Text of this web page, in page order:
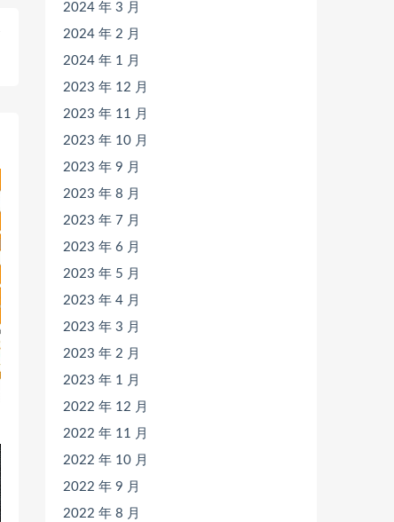
2024 年 3 月
2024 年 2 月
2024 年 1 月
2023 年 12 月
2023 年 11 月
2023 年 10 月
2023 年 9 月
2023 年 8 月
2023 年 7 月
2023 年 6 月
2023 年 5 月
2023 年 4 月
2023 年 3 月
2023 年 2 月
2023 年 1 月
2022 年 12 月
2022 年 11 月
2022 年 10 月
2022 年 9 月
2022 年 8 月